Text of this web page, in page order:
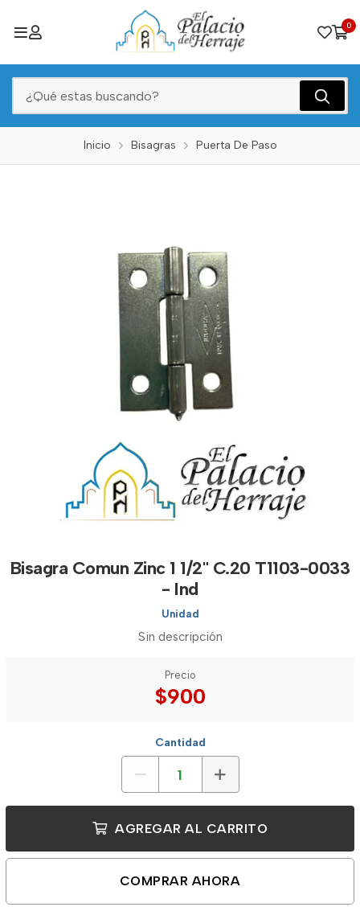
0
Inicio Bisagras Puerta De Paso
Bisagra Comun Zinc 1 1/2" C.20 T1103-0033
- Ind
Unidad
Sin descripción
Precio
$900
Cantidad
AGREGAR AL CARRITO
COMPRAR AHORA